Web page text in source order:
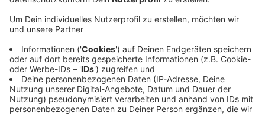
Veröffentlicht:Donnerstag, 28.05.2020 05:54
Anzeige
Damit wollte sie verhindern, dass es auf den Straßen
zu voll wird. Die Stadt sucht jetzt nach anderen